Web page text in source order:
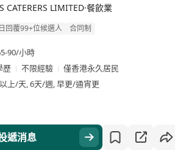
CATERERS LIMITED·餐飲業
回覆99+位候選人 合同制
90/小時
歷
不限經驗
僅香港永久居民
上/天, 6天/週, 早更/通宵更
遞消息